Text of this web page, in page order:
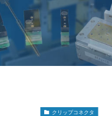
クリップコネクタ